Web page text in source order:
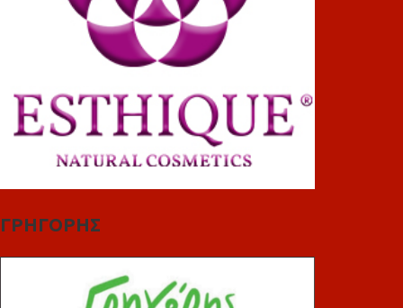
ΓΡΗΓΟΡΗΣ